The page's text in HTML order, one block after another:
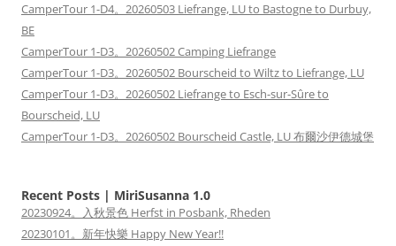
CamperTour 1-D4。20260503 Liefrange, LU to Bastogne to Durbuy,
BE
CamperTour 1-D3。20260502 Camping Liefrange
CamperTour 1-D3。20260502 Bourscheid to Wiltz to Liefrange, LU
CamperTour 1-D3。20260502 Liefrange to Esch-sur-Sûre to
Bourscheid, LU
CamperTour 1-D3。20260502 Bourscheid Castle, LU 布爾沙伊德城堡
Recent Posts | MiriSusanna 1.0
20230924。入秋景色 Herfst in Posbank, Rheden
20230101。新年快樂 Happy New Year!!